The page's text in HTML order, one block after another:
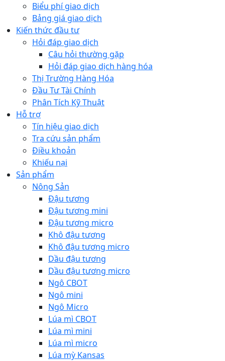
Biểu phí giao dịch
Bảng giá giao dịch
Kiến thức đầu tư
Hỏi đáp giao dịch
Câu hỏi thường gặp
Hỏi đáp giao dịch hàng hóa
Thị Trường Hàng Hóa
Đầu Tư Tài Chính
Phân Tích Kỹ Thuật
Hỗ trợ
Tín hiệu giao dịch
Tra cứu sản phẩm
Điều khoản
Khiếu nại
Sản phẩm
Nông Sản
Đậu tương
Đậu tương mini
Đậu tương micro
Khô đậu tương
Khô đậu tương micro
Dầu đậu tương
Dầu đậu tương micro
Ngô CBOT
Ngô mini
Ngô Micro
Lúa mì CBOT
Lúa mì mini
Lúa mì micro
Lúa mỳ Kansas